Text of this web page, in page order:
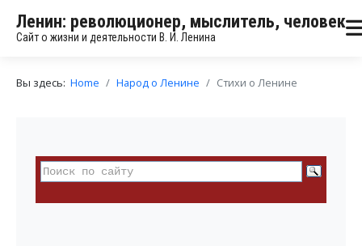
Ленин: революционер, мыслитель, человек
Сайт о жизни и деятельности В. И. Ленина
Вы здесь: Home Народ о Ленине Стихи о Ленине